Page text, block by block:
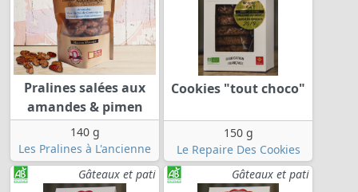
Pralines salées aux
amandes & pimen
140 g
Les Pralines à L'ancienne
Cookies "tout choco"
150 g
Le Repaire Des Cookies
Gâteaux et pati
Gâteaux et pati